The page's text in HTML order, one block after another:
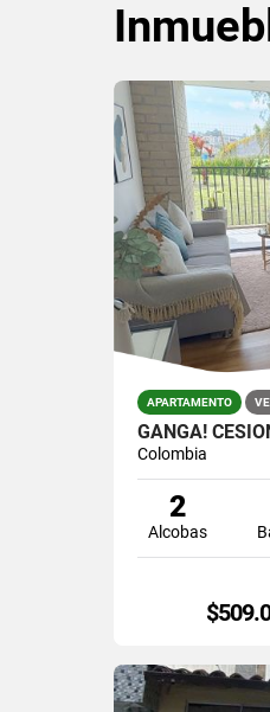
APARTAMENTO
Colombia
2
Alcobas